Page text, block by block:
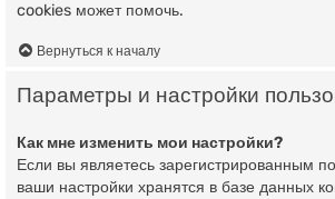
cookies может помочь.
Вернуться к началу
Параметры и настройки
Как мне изменить мои настройки?
Если вы являетесь зарегистрированным
ваши настройки хранятся в базе данных